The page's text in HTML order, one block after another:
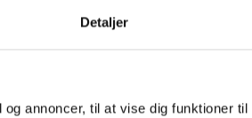
Detaljer
annoncer, til at vise dig funktioner
Håndvarmere – 2 stk –
99kr